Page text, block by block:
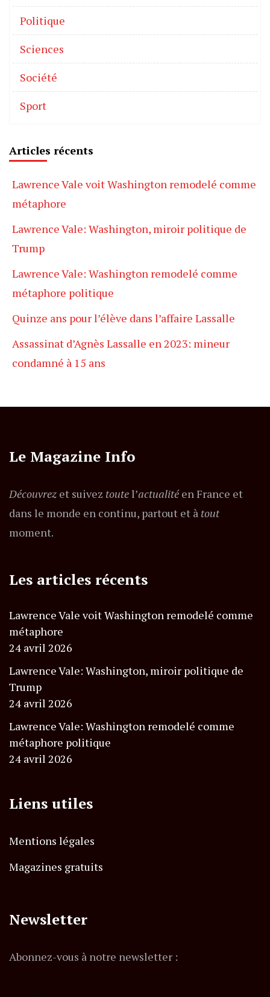
Politique
Sciences
Société
Sport
Articles récents
Lawrence Vale voit Washington remodelé comme
métaphore
Lawrence Vale: Washington, miroir politique de
Trump
Lawrence Vale: Washington remodelé comme
métaphore politique
Quinze ans pour l’élève dans l’affaire Lassalle
Assassinat d’Agnès Lassalle en 2023: mineur
condamné à 15 ans
Le Magazine Info
Découvrez et suivez toutel’actualitéen France et
dans le monde en continu, partout et à tout
moment.
Les articles récents
Lawrence Vale voit Washington remodelé comme
métaphore
24 avril 2026
Lawrence Vale: Washington, miroir politique de
Trump
24 avril 2026
Lawrence Vale: Washington remodelé comme
métaphore politique
24 avril 2026
Liens utiles
Mentions légales
Magazines gratuits
Newsletter
Abonnez-vous à notre newsletter :